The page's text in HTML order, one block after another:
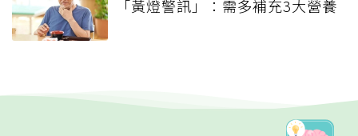
「黃燈警訊」：需多補充3大營養